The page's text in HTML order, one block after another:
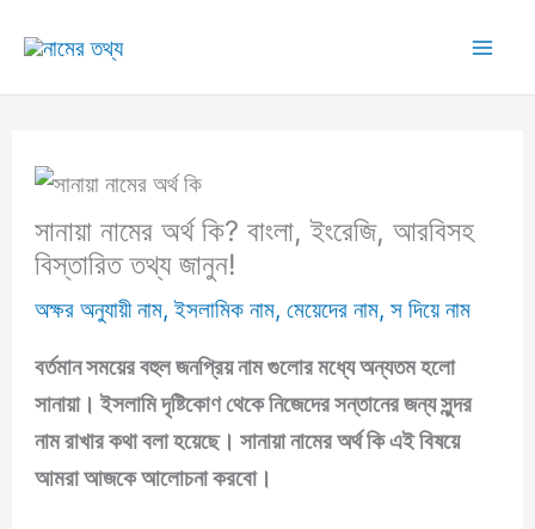
content
সানায়া নামের অর্থ কি? বাংলা, ইংরেজি, আরবিসহ
বিস্তারিত তথ্য জানুন!
অক্ষর অনুযায়ী নাম,ইসলামিক নাম,মেয়েদের নাম,স দিয়ে নাম
বর্তমান সময়ের বহুল জনপ্রিয় নাম গুলোর মধ্যে অন্যতম হলো
সানায়া।ইসলামি দৃষ্টিকোণ থেকে নিজেদের সন্তানের জন্য সুন্দর
নাম রাখার কথা বলা হয়েছে।সানায়া নামের অর্থ কিএই বিষয়ে
আমরা আজকে আলোচনা করবো।